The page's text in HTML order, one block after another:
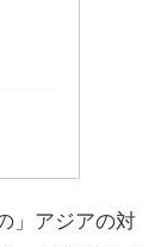
」アジアの対